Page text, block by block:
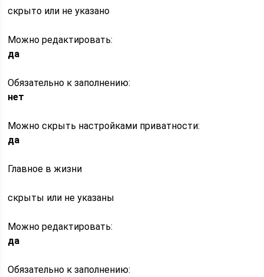
скрыто или не указано
Можно редактировать:
да
Обязательно к заполнению:
нет
Можно скрыть настройками приватности:
да
Главное в жизни
скрыты или не указаны
Можно редактировать:
да
Обязательно к заполнению: